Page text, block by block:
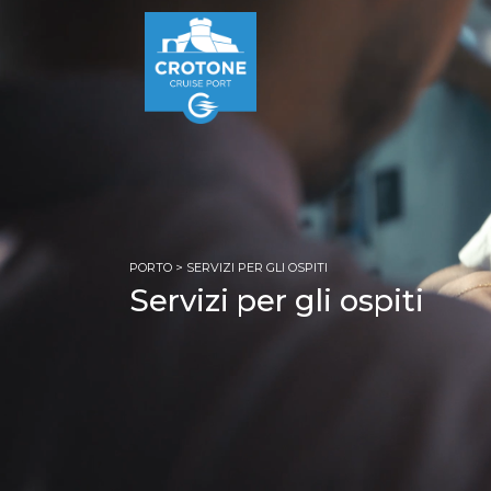
PORTO > SERVIZI PER GLI OSPITI
Servizi per gli ospiti